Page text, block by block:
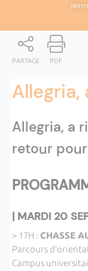
PARTAGE PDF
Allegria, a
retour
| MARDI 20
> 17H : CHASSE
Parcours
Campus